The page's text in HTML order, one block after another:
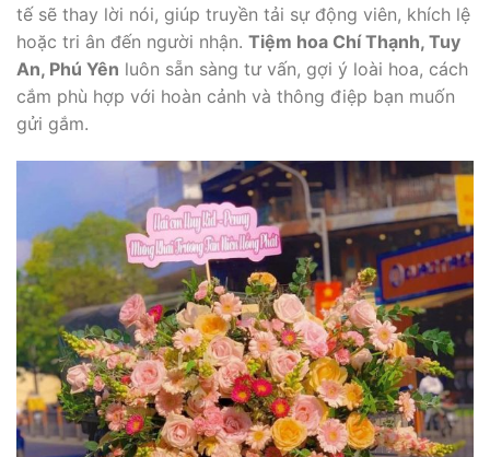
tế sẽ thay lời nói, giúp truyền tải sự động viên, khích lệ
hoặc tri ân đến người nhận. Tiệm hoa Chí Thạnh, Tuy
An, Phú Yên luôn sẵn sàng tư vấn, gợi ý loài hoa, cách
cắm phù hợp với hoàn cảnh và thông điệp bạn muốn
gửi gắm.